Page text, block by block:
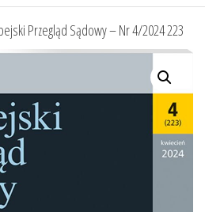
Przegląd Sądowy – Nr 4/2024 223